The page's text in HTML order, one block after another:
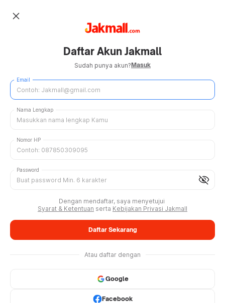
close
Daftar Akun Jakmall
Sudah punya akun?Masuk
Email
Nama Lengkap
Nomor HP
visibility_off
Password
Dengan mendaftar, saya menyetujui
Syarat & Ketentuan serta Kebijakan Privasi Jakmall
Daftar Sekarang
Atau daftar dengan
Google
Facebook